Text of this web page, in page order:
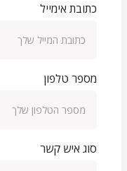
כתובת אימייל
מספר טלפון
סוג איש קשר